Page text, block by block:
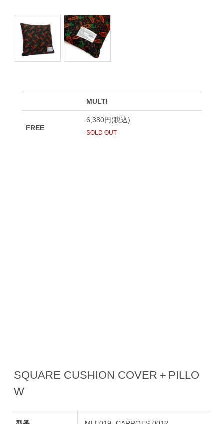
SQUARE CUSHION COVER＋PILLO
W